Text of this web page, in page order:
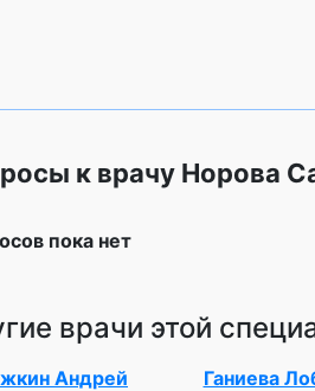
к врачу Норова
пока нет
врачи этой
Андрей
Ганиева